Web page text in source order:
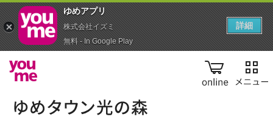
online
ゆめアプ‪リ‬
株式会社イズミ
無料 - In Google Play
詳細